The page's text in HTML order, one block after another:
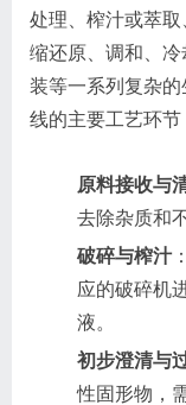
处理、榨汁或萃
缩还原、调和、
装等一系列复杂
线的主要工艺环节
原料接收与
去除杂质和
破碎与榨汁
应的破碎机
液。
初步澄清与
性固形物，